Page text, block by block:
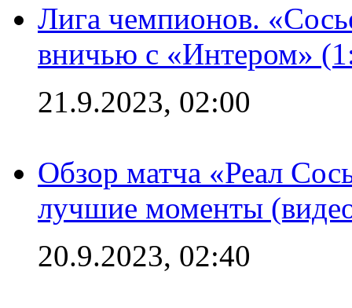
Лига чемпионов.
вничью с «Интером»
21.9.2023, 02:00
Обзор матча «Реал
лучшие моменты
20.9.2023, 02:40